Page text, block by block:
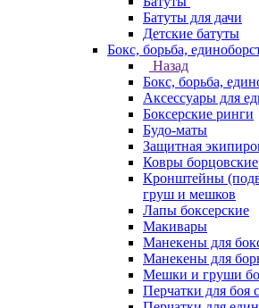
Батуты для дачи
Детские батуты
Бокс, борьба,
Назад
Бокс, борьба,
Аксессуары для
Боксерские ринги
Будо-маты
Защитная
Ковры борцовские
Кронштейны
груш и мешков
Лапы боксерские
Макивары
Манекены для
Манекены для
Мешки и груши
Перчатки для боя